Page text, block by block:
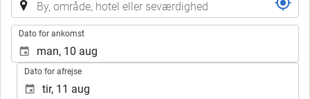
Dato for ankomst
Dato for afrejse